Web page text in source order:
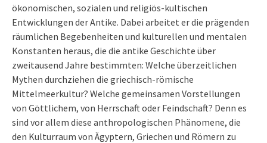
ökonomischen, sozialen und religiös-kultischen
Entwicklungen der Antike. Dabei arbeitet er die prägenden
räumlichen Begebenheiten und kulturellen und mentalen
Konstanten heraus, die die antike Geschichte über
zweitausend Jahre bestimmten: Welche überzeitlichen
Mythen durchziehen die griechisch-römische
Mittelmeerkultur? Welche gemeinsamen Vorstellungen
von Göttlichem, von Herrschaft oder Feindschaft? Denn es
sind vor allem diese anthropologischen Phänomene, die
den Kulturraum von Ägyptern, Griechen und Römern zu